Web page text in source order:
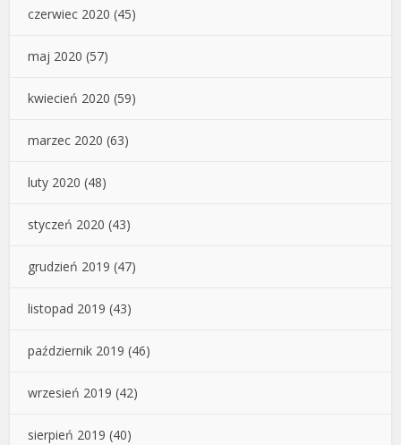
czerwiec 2020 (45)
maj 2020 (57)
kwiecień 2020 (59)
marzec 2020 (63)
luty 2020 (48)
styczeń 2020 (43)
grudzień 2019 (47)
listopad 2019 (43)
październik 2019 (46)
wrzesień 2019 (42)
sierpień 2019 (40)